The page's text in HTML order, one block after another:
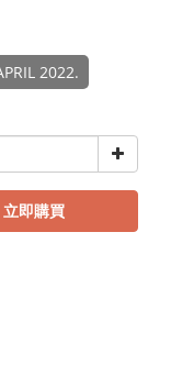
2022.
立即購買